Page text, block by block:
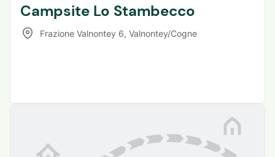
Campsite Lo Stambecco
Frazione Valnontey 6, Valnontey/Cogne